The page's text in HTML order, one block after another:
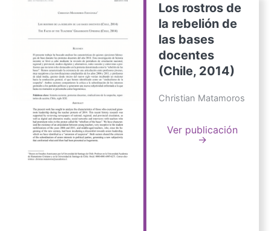
Los rostros de
la rebelión de
las bases
docentes
(Chile, 2014)
Christian Matamoros
Ver publicación
→